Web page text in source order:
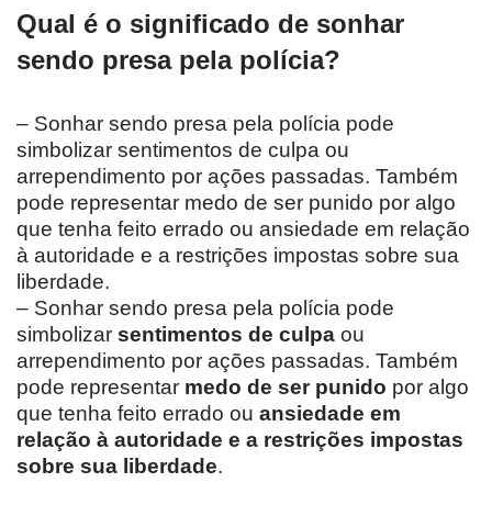
Qual é o significado de sonhar
sendo presa pela polícia?
– Sonhar sendo presa pela polícia pode
simbolizar sentimentos de culpa ou
arrependimento por ações passadas. Também
pode representar medo de ser punido por algo
que tenha feito errado ou ansiedade em relação
à autoridade e a restrições impostas sobre sua
liberdade.
– Sonhar sendo presa pela polícia pode
simbolizar sentimentos de culpa ou
arrependimento por ações passadas. Também
pode representar medo de ser punido por algo
que tenha feito errado ou ansiedade em
relação à autoridade e a restrições impostas
sobre sua liberdade.